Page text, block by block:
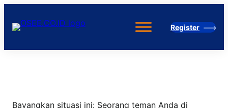
content
Register
Bayangkan situasi ini: Seorang teman Anda di